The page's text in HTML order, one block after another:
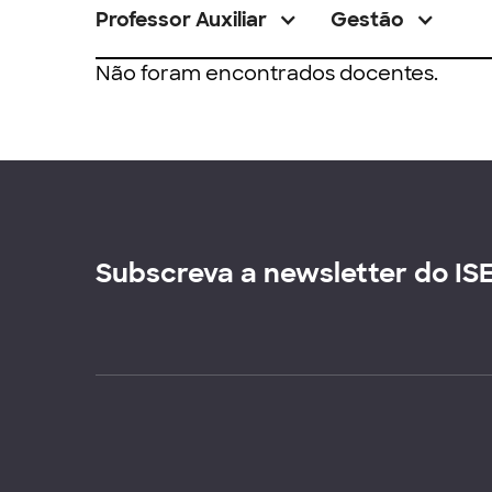
Professor Auxiliar Gestão
Não foram encontrados docentes.
Subscreva a newsletter do